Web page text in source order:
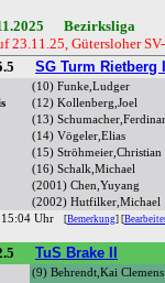
Bezirksliga
23.11.25, Gütersloher
SG Turm Rietberg II
(10) Funke,Ludger
(12) Kollenberg,Joel
(13)
(14) Vögeler,Elias
(15) Ströhmeier,Christian
(16) Schalk,Michael
(2001) Chen,Yuyang
(2002) Hutfilker,Michael
Uhr [Bemerkung] [
TuS Brake II
(9) Behrendt,Kai Clemens